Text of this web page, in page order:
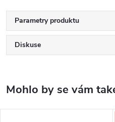
Parametry produktu
Diskuse